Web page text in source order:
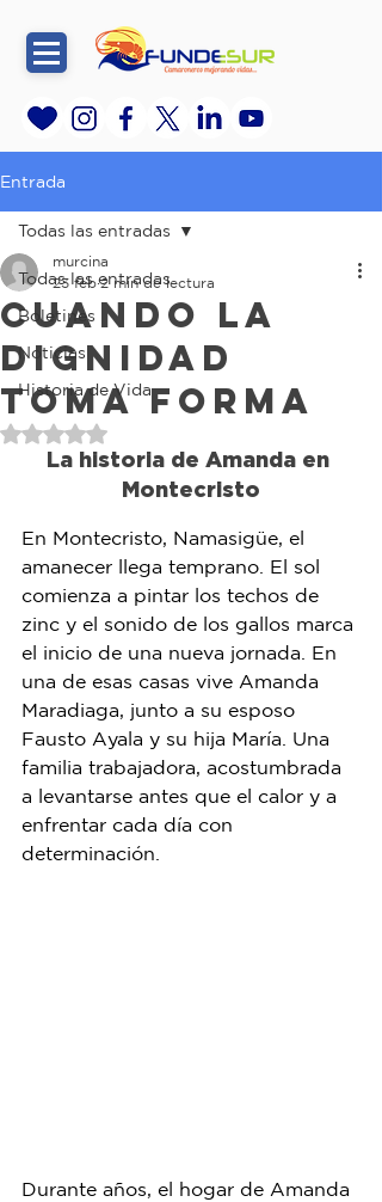
Entrada
Todas las entradas
Boletines
Noticias
Historia de Vida
Todas las entradas
Cuando la
dignidad
toma forma
murcina
23 feb 2 min de lectura
Obtuvo NaN de 5 estrellas.
La historia de Amanda en
Montecristo
En Montecristo, Namasigüe, el
amanecer llega temprano. El sol
comienza a pintar los techos de
zinc y el sonido de los gallos marca
el inicio de una nueva jornada. En
una de esas casas vive Amanda
Maradiaga, junto a su esposo
Fausto Ayala y su hija María. Una
familia trabajadora, acostumbrada
a levantarse antes que el calor y a
enfrentar cada día con
determinación.
Durante años, el hogar de Amanda